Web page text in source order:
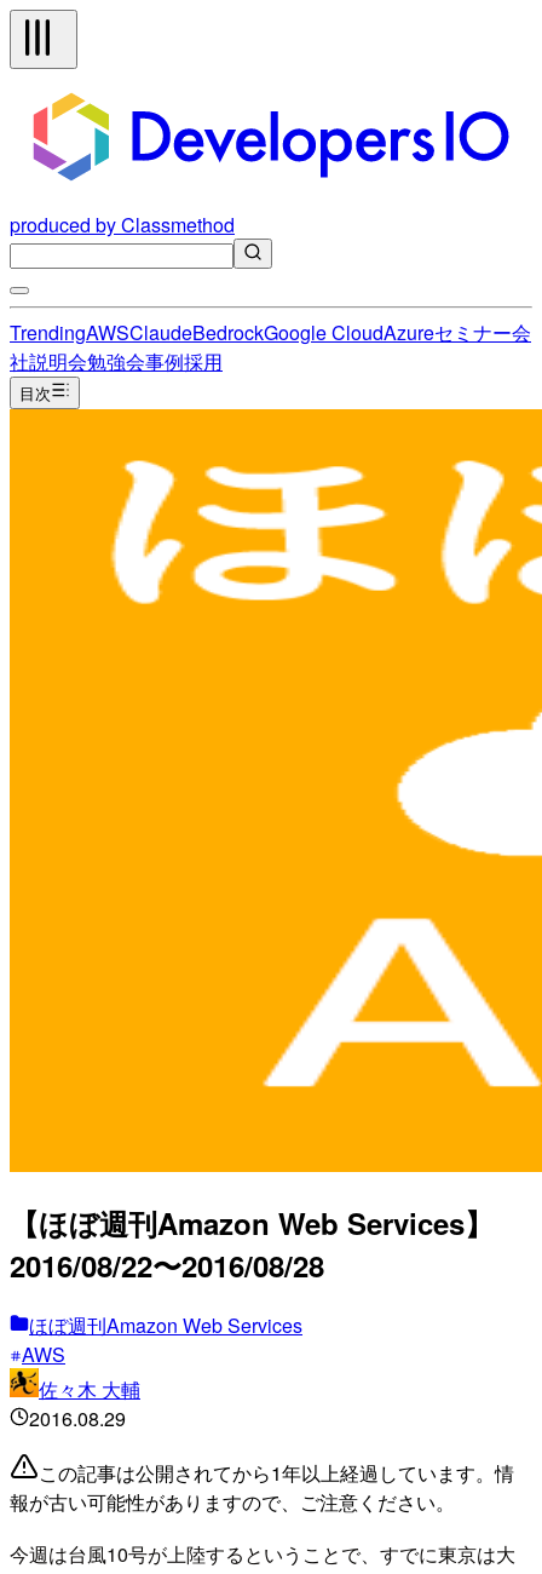
produced by Classmethod
TrendingAWSClaudeBedrockGoogle CloudAzureセミナー会
社説明会勉強会事例採用
目次
【ほぼ週刊Amazon Web Services】
2016/08/22〜2016/08/28
ほぼ週刊Amazon Web Services
AWS
佐々木 大輔
2016.08.29
この記事は公開されてから1年以上経過しています。情
報が古い可能性がありますので、ご注意ください。
今週は台風10号が上陸するということで、すでに東京は大